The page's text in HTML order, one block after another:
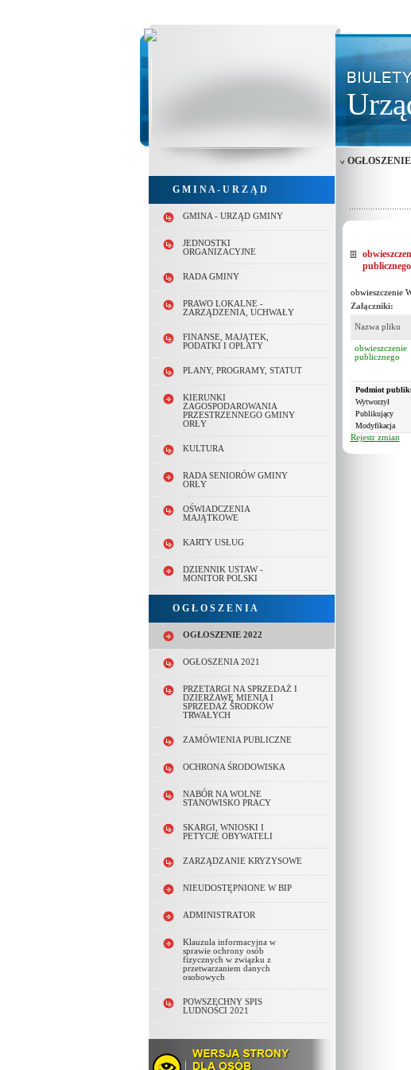
G M I N A - U R Z Ą D
GMINA - URZĄD GMINY
JEDNOSTKI
ORGANIZACYJNE
RADA GMINY
PRAWO LOKALNE -
ZARZĄDZENIA, UCHWAŁY
FINANSE, MAJĄTEK,
PODATKI I OPŁATY
PLANY, PROGRAMY, STATUT
KIERUNKI
ZAGOSPODAROWANIA
PRZESTRZENNEGO GMINY
ORŁY
KULTURA
RADA SENIORÓW GMINY
ORŁY
OŚWIADCZENIA
MAJĄTKOWE
KARTY USŁUG
DZIENNIK USTAW -
MONITOR POLSKI
O G Ł O S Z E N I A
OGŁOSZENIE 2022
OGŁOSZENIA 2021
PRZETARGI NA SPRZEDAŻ I
DZIERŻAWĘ MIENIA I
SPRZEDAŻ ŚRODKÓW
TRWAŁYCH
ZAMÓWIENIA PUBLICZNE
OCHRONA ŚRODOWISKA
NABÓR NA WOLNE
STANOWISKO PRACY
SKARGI, WNIOSKI I
PETYCJE OBYWATELI
ZARZĄDZANIE KRYZYSOWE
NIEUDOSTĘPNIONE W BIP
ADMINISTRATOR
Klauzula informacyjna w
sprawie ochrony osób
fizycznych w związku z
przetwarzaniem danych
osobowych
POWSZECHNY SPIS
LUDNOŚCI 2021
OGŁOSZENIE
publicznego
obwieszczenie
Załączniki:
Nazwa pliku
publicznego
Podmiot
Wytworzył
Publikujący
Modyfikacja
Rejestr zmian